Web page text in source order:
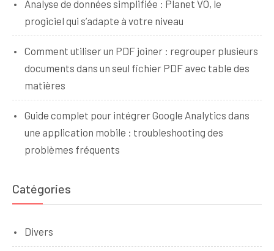
Analyse de données simplifiée : Planet VO, le
progiciel qui s’adapte à votre niveau
Comment utiliser un PDF joiner : regrouper plusieurs
documents dans un seul fichier PDF avec table des
matières
Guide complet pour intégrer Google Analytics dans
une application mobile : troubleshooting des
problèmes fréquents
Catégories
Divers